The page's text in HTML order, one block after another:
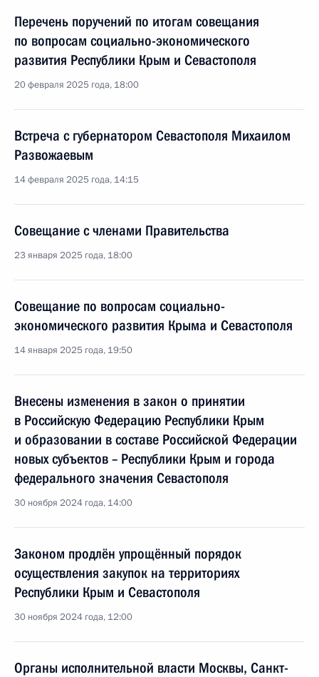
Перечень поручений по итогам совещания
по вопросам социально-экономического
развития Республики Крым и Севастополя
20 февраля 2025 года, 18:00
Встреча с губернатором Севастополя Михаилом
Развожаевым
14 февраля 2025 года, 14:15
Совещание с членами Правительства
23 января 2025 года, 18:00
Совещание по вопросам социально-
экономического развития Крыма и Севастополя
14 января 2025 года, 19:50
Внесены изменения в закон о принятии
в Российскую Федерацию Республики Крым
и образовании в составе Российской Федерации
новых субъектов – Республики Крым и города
федерального значения Севастополя
30 ноября 2024 года, 14:00
Законом продлён упрощённый порядок
осуществления закупок на территориях
Республики Крым и Севастополя
30 ноября 2024 года, 12:00
Органы исполнительной власти Москвы, Санкт-